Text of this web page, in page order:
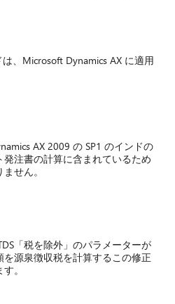
、Microsoft Dynamics AX に適用
AX 2009 の SP1 のインドの
注書の計算に含まれているため
せん。
「税を除外」のパラメーターが
源泉徴収税を計算するこの修正
。